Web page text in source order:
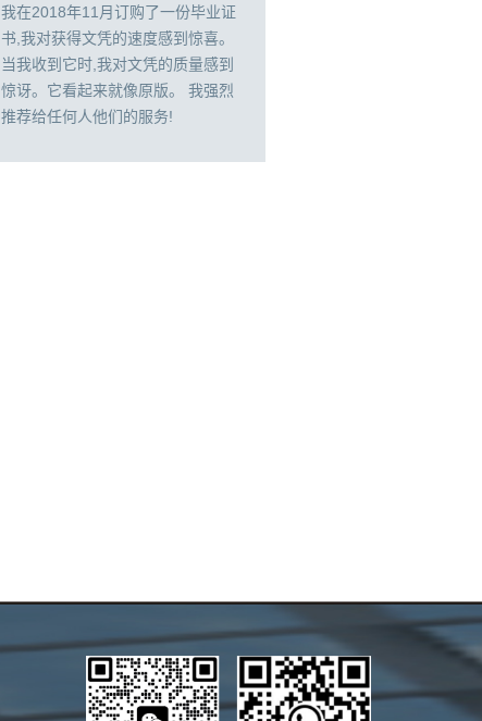
我在2018年11月订购了一份毕业证
书,我对获得文凭的速度感到惊喜。
当我收到它时,我对文凭的质量感到
惊讶。它看起来就像原版。 我强烈
推荐给任何人他们的服务!